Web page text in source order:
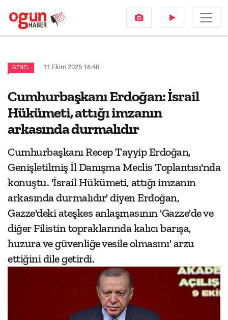
GENEL 11 Ekim 2025 16:40
Cumhurbaşkanı Erdoğan: İsrail
Hükümeti, attığı imzanın
arkasında durmalıdır
Cumhurbaşkanı Recep Tayyip Erdoğan,
Genişletilmiş İl Danışma Meclis Toplantısı'nda
konuştu. 'İsrail Hükümeti, attığı imzanın
arkasında durmalıdır' diyen Erdoğan,
Gazze'deki ateşkes anlaşmasının 'Gazze'de ve
diğer Filistin topraklarında kalıcı barışa,
huzura ve güvenliğe vesile olmasını' arzu
ettiğini dile getirdi.